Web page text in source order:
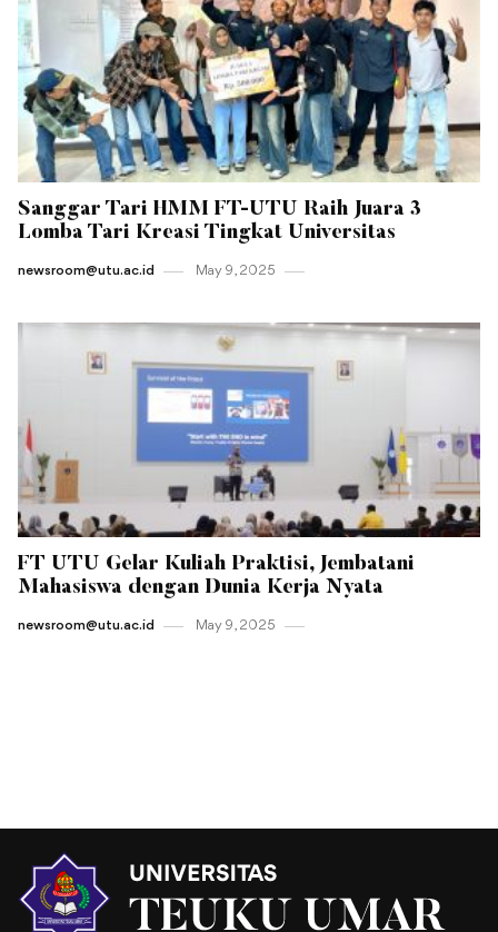
Sanggar Tari HMM FT-UTU Raih Juara 3
Lomba Tari Kreasi Tingkat Universitas
newsroom@utu.ac.id May 9 , 2025
FT UTU Gelar Kuliah Praktisi, Jembatani
Mahasiswa dengan Dunia Kerja Nyata
newsroom@utu.ac.id May 9 , 2025